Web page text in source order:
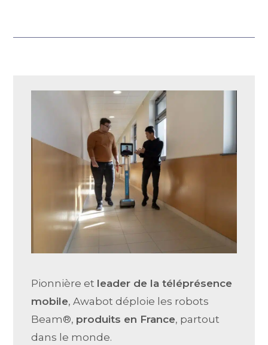
Pionnière et leader de la téléprésence
mobile, Awabot déploie les robots
Beam®, produits en France, partout
dans le monde.